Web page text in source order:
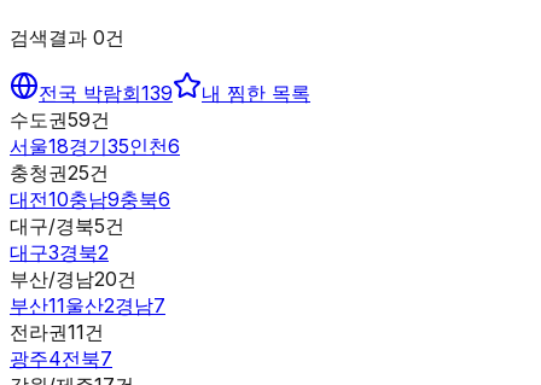
검색결과 0건
전국 박람회139
내 찜한 목록
수도권59건
서울18경기35인천6
충청권25건
대전10충남9충북6
대구/경북5건
대구3경북2
부산/경남20건
부산11울산2경남7
전라권11건
광주4전북7